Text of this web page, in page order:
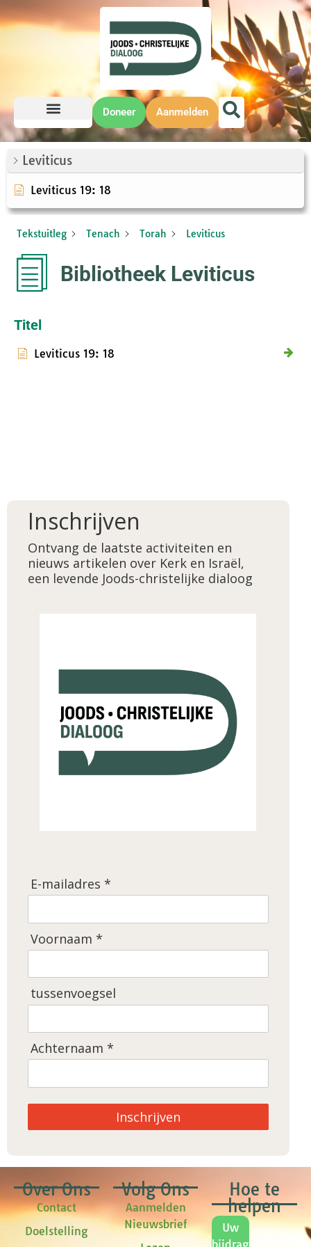
Doneer Aanmelden
Leviticus
Leviticus 19: 18
Tekstuitleg Tenach Torah Leviticus
Bibliotheek Leviticus
Titel
Leviticus 19: 18
Inschrijven
Ontvang de laatste activiteiten en
nieuws artikelen over Kerk en Israël,
een levende Joods-christelijke dialoog
E-mailadres *
Voornaam *
tussenvoegsel
Achternaam *
Inschrijven
Over Ons
Contact
Doelstelling
Volg Ons
Aanmelden
Nieuwsbrief
Hoe te
helpen
Uw
bijdrage